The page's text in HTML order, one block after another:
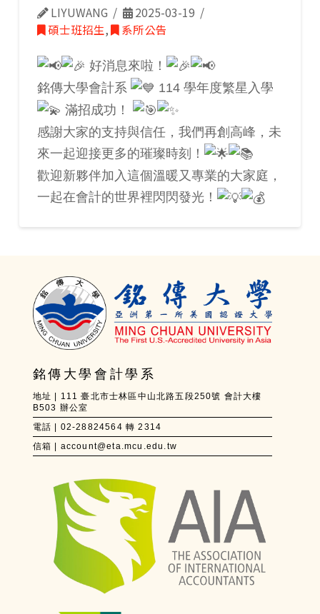
LIYUWANG
2025-03-19
碩士班招生, 系所公告
好消息來啦！
銘傳大學會計系
114 學年度繁星入學
滿招成功！
感謝大家的支持與信任，我們再創高峰，未
來一起迎接更多的璀璨時刻！
歡迎新夥伴加入這個溫暖又專業的大家庭，
一起在會計的世界裡閃閃發光！
銘傳大學會計學系
地址 | 111 臺北市士林區中山北路五段250號 會計大樓
B503 辦公室
電話 | 02-28824564 轉 2314
信箱 | account@eta.mcu.edu.tw